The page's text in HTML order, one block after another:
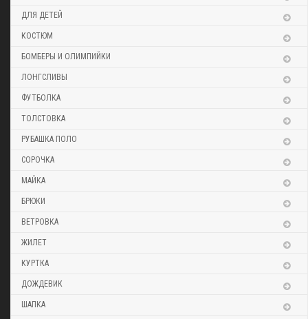
ДЛЯ ДЕТЕЙ
КОСТЮМ
БОМБЕРЫ И ОЛИМПИЙКИ
ЛОНГСЛИВЫ
ФУТБОЛКА
ТОЛСТОВКА
РУБАШКА ПОЛО
СОРОЧКА
МАЙКА
БРЮКИ
ВЕТРОВКА
ЖИЛЕТ
КУРТКА
ДОЖДЕВИК
ШАПКА